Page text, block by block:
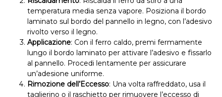
temperatura media senza vapore. Posiziona il bordo
laminato sul bordo del pannello in legno, con l’adesivo
rivolto verso il legno.
Applicazione: Con il ferro caldo, premi fermamente
lungo il bordo laminato per attivare l’adesivo e fissarlo
al pannello. Procedi lentamente per assicurare
un’adesione uniforme.
Rimozione dell’Eccesso: Una volta raffreddato, usa il
taglierino o il raschietto per rimuovere l’eccesso di